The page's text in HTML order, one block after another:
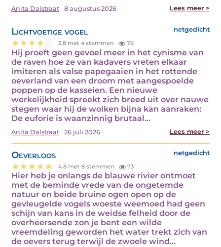
Anita Dalstraat 8 augustus 2026 Lees meer >
Lichtvoetige vogel netgedicht
3.8 met 4 stemmen 76
Hij proeft geen gevoel meer in het cynisme van
de raven hoe ze van kadavers vreten elkaar
imiteren als valse papegaaien in het rottende
oeverland van een droom met aangespoelde
poppen op de kasseien. Een nieuwe
werkelijkheid spreekt zich breed uit over nauwe
stegen waar hij de wolken bijna kan aanraken:
De euforie is waanzinnig brutaal…
Anita Dalstraat 26 juli 2026 Lees meer >
Oeverloos netgedicht
4.8 met 8 stemmen 73
Hier heb je onlangs de blauwe rivier ontmoet
met de beminde vrede van de ongetemde
natuur en beide bruine ogen open op de
gevleugelde vogels woeste weemoed had geen
schijn van kans in de weidse felheid door de
overheersende zon je bent een wilde
vreemdeling geworden het water trekt zich van
de oevers terug terwijl de zwoele wind…